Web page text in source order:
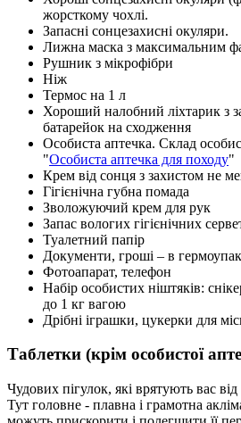
жорсткому чохлі.
Запасні сонцезахисні окуляри.
Лижна маска з максимальним
Рушник з мікрофібри
Ніж
Термос на 1 л
Хороший налобний ліхтарик з
батарейок на сходження
Особиста аптечка. Склад
"Особиста аптечка для походу"
Крем від сонця з захистом не
Гігієнічна губна помада
Зволожуючий крем для рук
Запас вологих гігієнічних
Туалетний папір
Документи, гроші – в
Фотоапарат, телефон
Набір особистих ніштяків:
до 1 кг вагою
Дрібні іграшки, цукерки для
Таблетки (крім особистої
Чудових пігулок, які врятують вас
Тут головне - плавна і грамотна